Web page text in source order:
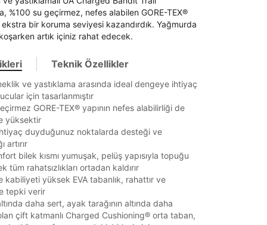
%100 su geçirmez, nefes alabilen GORE-TEX®
bir koruma seviyesi kazandırdık. Yağmurda
artık içiniz rahat edecek.
Teknik Özellikler
ve yastıklama arasında ideal dengeye ihtiyaç
için tasarlanmıştır
GORE-TEX® yapının nefes alabilirliği de
yüksektir
duyduğunuz noktalarda desteği ve
artırır
bilek kısmı yumuşak, pelüş yapısıyla topuğu
tüm rahatsızlıkları ortadan kaldırır
kabiliyeti yüksek EVA tabanlık, rahattır ve
tepki verir
daha sert, ayak tarağının altında daha
çift katmanlı Charged Cushioning® orta taban,